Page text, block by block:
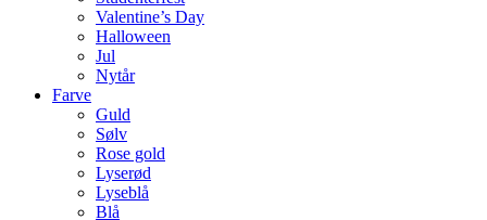
Valentine’s Day
Halloween
Jul
Nytår
Farve
Guld
Sølv
Rose gold
Lyserød
Lyseblå
Blå